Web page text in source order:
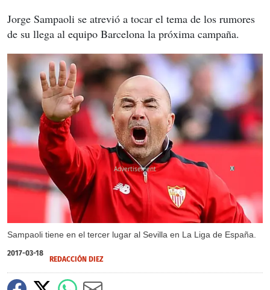
Jorge Sampaoli se atrevió a tocar el tema de los rumores
de su llega al equipo Barcelona la próxima campaña.
Sampaoli tiene en el tercer lugar al Sevilla en La Liga de España.
X
2017-03-18
REDACCIÓN DIEZ